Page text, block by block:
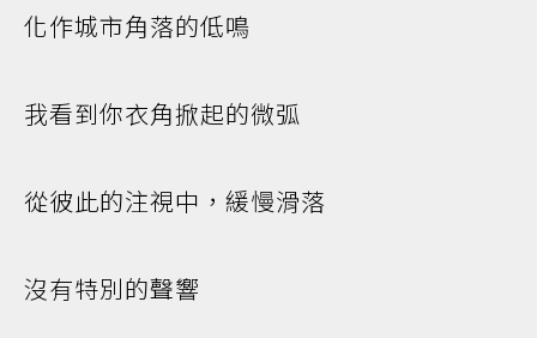
化作城市角落的低鳴
我看到你衣角掀起的微弧
從彼此的注視中，緩慢滑落
沒有特別的聲響